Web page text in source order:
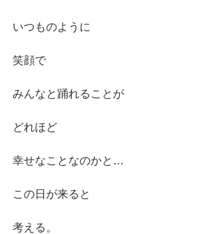
いつものように
笑顔で
みんなと踊れることが
どれほど
幸せなことなのかと…
この日が来ると
考える。